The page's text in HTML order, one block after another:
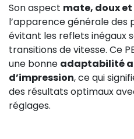
Son aspect mate, doux et
l’apparence générale des
évitant les reflets inégaux
transitions de vitesse. Ce
une bonne adaptabilité
d’impression, ce qui
des résultats optimaux
réglages.